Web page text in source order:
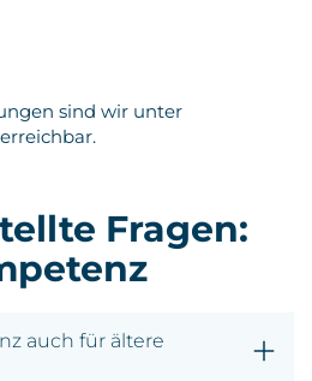
sind wir unter
erreichbar.
Fragen:
auch für ältere